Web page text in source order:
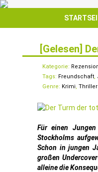
[Gelesen]
Kategorie:
Tags: Freundschaft,
Genre: Krimi, Thriller
Für einen
Stockholms
Schon in jungen
großen
alleine die